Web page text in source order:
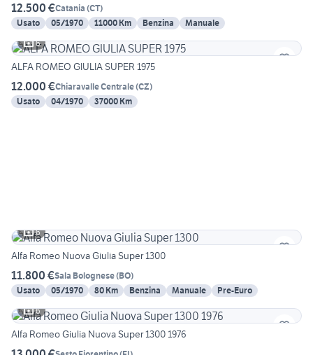
12.500 €Catania (CT)
Usato
05/1970 11000 Km Benzina
Manuale
6
ALFA ROMEO GIULIA SUPER 1975
12.000 €Chiaravalle Centrale(CZ)
Usato
04/1970 37000 Km
6
Alfa Romeo Nuova Giulia Super 1300
11.800 €Sala Bolognese(BO)
Usato
05/1970 80 Km Benzina Manuale
Pre-Euro
6
Alfa Romeo Giulia Nuova Super 1300 1976